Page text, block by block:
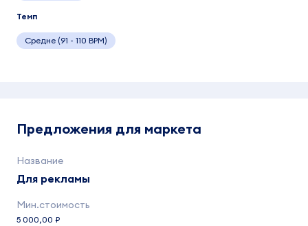
Темп
Средне (91 - 110 BPM)
Предложения для маркета
Для рекламы
5 000,00 ₽